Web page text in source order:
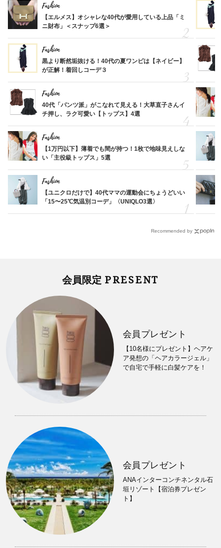
Fashion
【エルメス】オシャレな40代が愛用している上品「ミ
ニ財布」＜スナップ6選＞
Fashion
黒より断然垢抜ける！40代の夏ワンピは【ネイビー】
が正解！着回しコーデ３
Fashion
40代「パンツ派」がこなれて見える！大草直子さんイ
チ押し、ラク可愛い【トップス】4選
Fashion
【1万円以下】薄着でも間が持つ！1枚で地味見えしな
い「主役級トップス」5選
Fashion
【ユニクロだけで】40代ママの運動会にちょうどいい
「15〜25℃気温別コーデ」〈UNIQLO3選〉
Recommended by
会員限定 PRESENT
会員プレゼント
【10名様にプレゼント】ヘアケ
ア発想の「ヘアカラージェル」
で自宅で手軽に白髪ケアを！
会員プレゼント
ANAインターコンチネンタル石
垣リゾート【宿泊券プレゼン
ト】